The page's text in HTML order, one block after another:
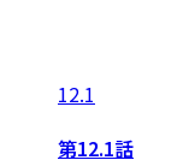
12.1
第12.1話